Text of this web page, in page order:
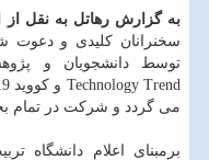
به گزارش رهاتل به نقل از
سخنرانان کلیدی و دعوت
می گردد و شرکت در تمام
برمبنای اعلام دانشگاه